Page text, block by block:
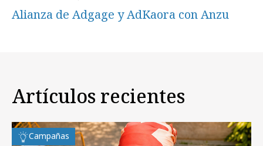
Alianza de Adgage y AdKaora con Anzu
Artículos recientes
Campañas